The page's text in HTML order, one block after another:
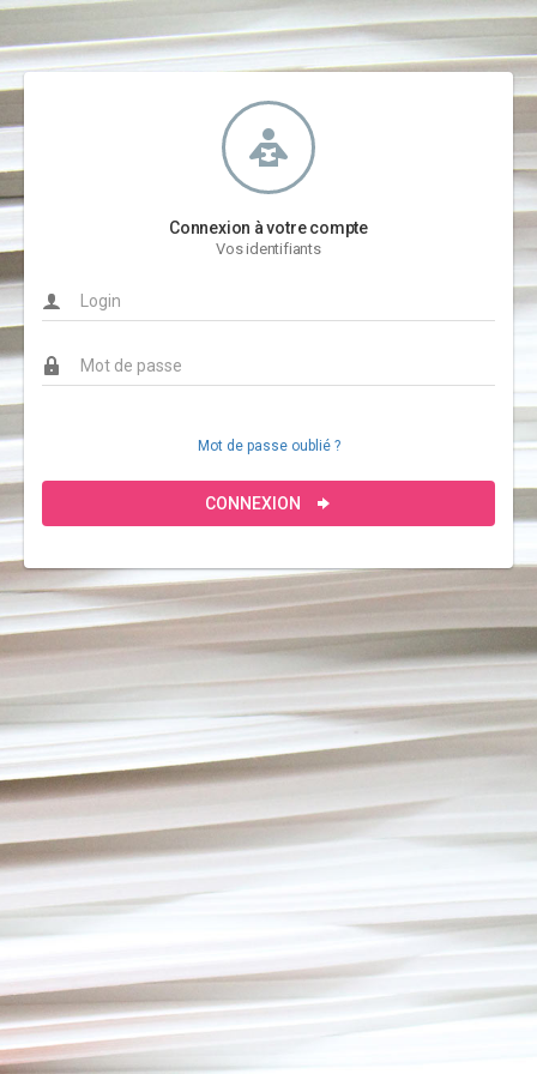
Connexion à votre compte
Vos identifiants
Mot de passe oublié ?
CONNEXION